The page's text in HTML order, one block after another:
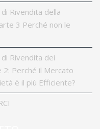
Rivendita della
3 Perché non le
Rivendita dei
Perché il Mercato
è il più Efficiente?